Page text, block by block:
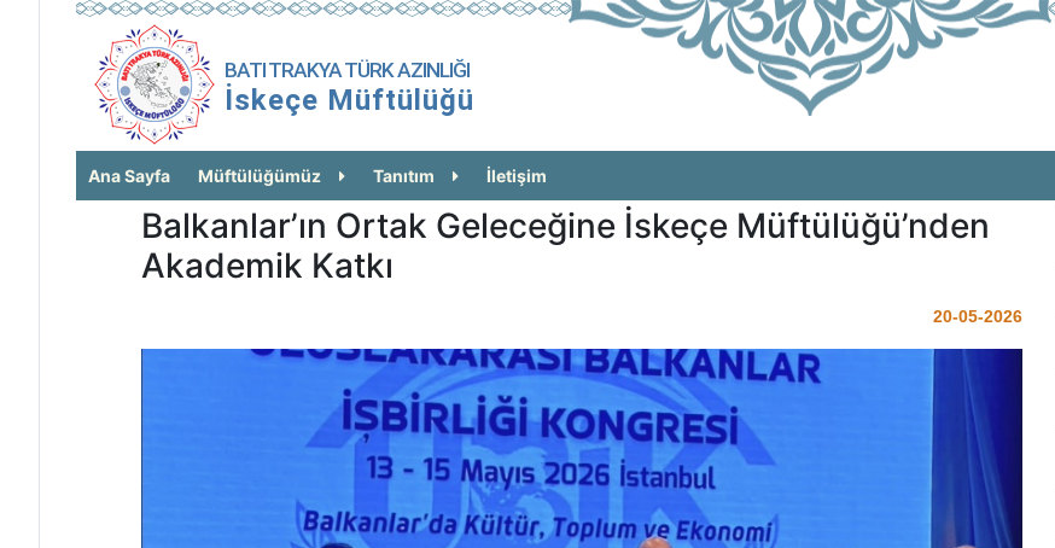
BATI TRAKYA TÜRK AZINLIĞI
İskeçe Müftülüğü
Ana Sayfa Müftülüğümüz Tanıtım İletişim
Balkanlar’ın Ortak Geleceğine İskeçe Müftülüğü’nden
Akademik Katkı
20-05-2026